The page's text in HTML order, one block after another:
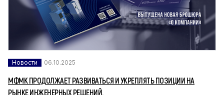
Новости 06.10.2025
МФМК ПРОДОЛЖАЕТ РАЗВИВАТЬСЯ И УКРЕПЛЯТЬ ПОЗИЦИИ НА
РЫНКЕ ИНЖЕНЕРНЫХ РЕШЕНИЙ.